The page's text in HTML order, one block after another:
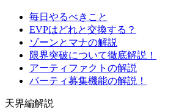
毎日やるべきこと
EVPはどれと交換する？
ゾーンとマナの解説
限界突破について徹底解説！
アーティファクトの解説
パーティ募集機能の解説！
天界編解説